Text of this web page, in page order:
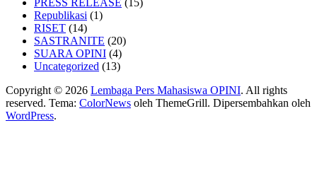
PRESS RELEASE (15)
Republikasi (1)
RISET (14)
SASTRANITE (20)
SUARA OPINI (4)
Uncategorized (13)
Copyright © 2026 Lembaga Pers Mahasiswa OPINI. All rights
reserved. Tema: ColorNews oleh ThemeGrill. Dipersembahkan oleh
WordPress.